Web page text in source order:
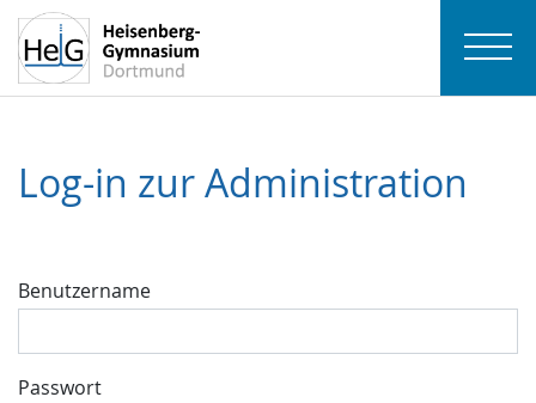
Log-in zur Administration
Benutzername
Passwort